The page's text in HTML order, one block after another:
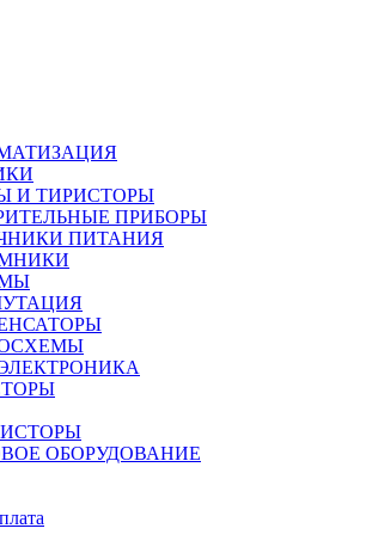
И ТИРИСТОРЫ
ПРИБОРЫ
ПИТАНИЯ
ОБОРУДОВАНИЕ